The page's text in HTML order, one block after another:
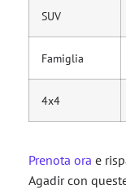
SUV
Famiglia
4x4
Prenota ora e
Agadir con